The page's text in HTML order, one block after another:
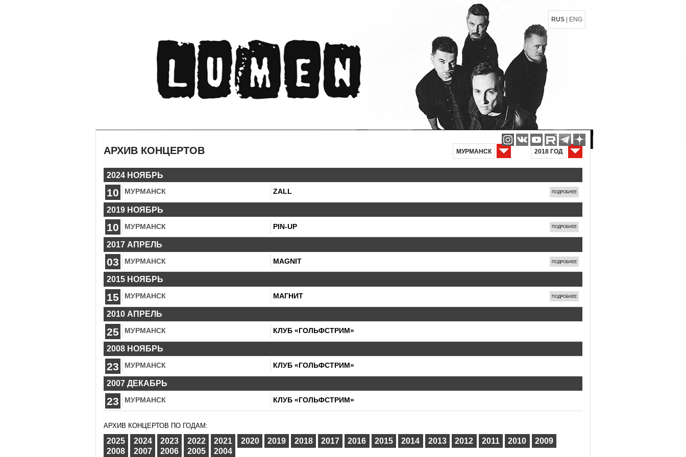
RUS ENG
АРХИВ КОНЦЕРТОВ 2018 ГОД
МУРМАНСК
2024 НОЯБРЬ
10 МУРМАНСК ZALL ПОДРОБНЕЕ
2019 НОЯБРЬ
10 МУРМАНСК PIN-UP ПОДРОБНЕЕ
2017 АПРЕЛЬ
03 МУРМАНСК MAGNIT ПОДРОБНЕЕ
2015 НОЯБРЬ
15 МУРМАНСК МАГНИТ ПОДРОБНЕЕ
2010 АПРЕЛЬ
25 МУРМАНСК КЛУБ «ГОЛЬФСТРИМ»
2008 НОЯБРЬ
23 МУРМАНСК КЛУБ «ГОЛЬФСТРИМ»
2007 ДЕКАБРЬ
23 МУРМАНСК КЛУБ «ГОЛЬФСТРИМ»
АРХИВ КОНЦЕРТОВ ПО ГОДАМ:
2025 2024 2023 2022 2021 2020 2019 2018 2017 2016 2015 2014 2013 2012 2011 2010
2009
2008
2007 2006 2005 2004